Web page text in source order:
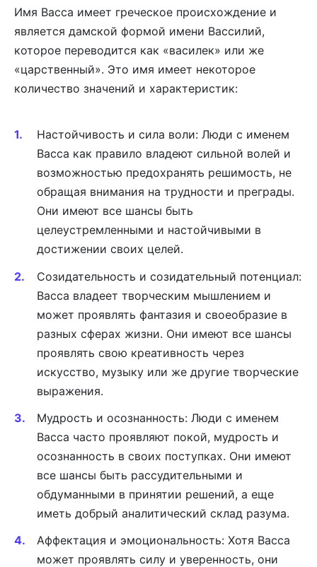
Имя Васса имеет греческое происхождение и
является дамской формой имени Вассилий,
которое переводится как «василек» или же
«царственный». Это имя имеет некоторое
количество значений и характеристик:
Настойчивость и сила воли: Люди с именем
Васса как правило владеют сильной волей и
возможностью предохранять решимость, не
обращая внимания на трудности и преграды.
Они имеют все шансы быть
целеустремленными и настойчивыми в
достижении своих целей.
Созидательность и созидательный потенциал:
Васса владеет творческим мышлением и
может проявлять фантазия и своеобразие в
разных сферах жизни. Они имеют все шансы
проявлять свою креативность через
искусство, музыку или же другие творческие
выражения.
Мудрость и осознанность: Люди с именем
Васса часто проявляют покой, мудрость и
осознанность в своих поступках. Они имеют
все шансы быть рассудительными и
обдуманными в принятии решений, а еще
иметь добрый аналитический склад разума.
Аффектация и эмоциональность: Хотя Васса
может проявлять силу и уверенность, они